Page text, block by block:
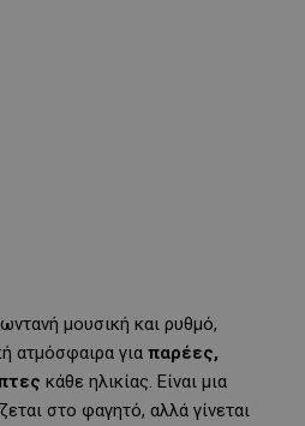
μουσική και ρυθμό,
ατμόσφαιρα για παρέες,
κάθε ηλικίας. Είναι μια
στο φαγητό, αλλά γίνεται